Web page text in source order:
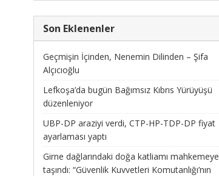
Son Eklenenler
Geçmişin İçinden, Nenemin Dilinden – Şifa
Alçıcıoğlu
Lefkoşa’da bugün Bağımsız Kıbrıs Yürüyüşü
düzenleniyor
UBP-DP araziyi verdi, CTP-HP-TDP-DP fiyat
ayarlaması yaptı
Girne dağlarındaki doğa katliamı mahkemeye
taşındı: “Güvenlik Kuvvetleri Komutanlığı’nın